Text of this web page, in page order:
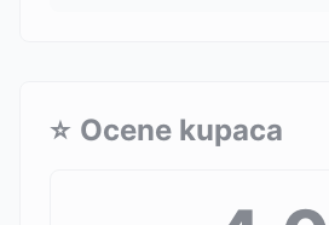
⭐ Ocene kupaca